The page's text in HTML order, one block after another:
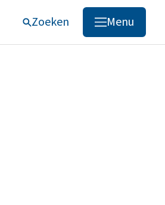
Zoeken
Menu
Zoeken